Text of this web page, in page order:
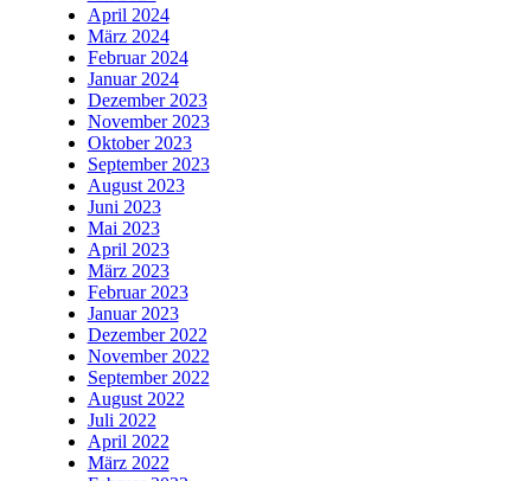
April 2024
März 2024
Februar 2024
Januar 2024
Dezember 2023
November 2023
Oktober 2023
September 2023
August 2023
Juni 2023
Mai 2023
April 2023
März 2023
Februar 2023
Januar 2023
Dezember 2022
November 2022
September 2022
August 2022
Juli 2022
April 2022
März 2022